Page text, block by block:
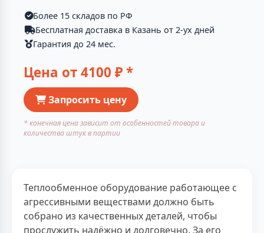
Более 15 складов по РФ
Бесплатная доставка в Казань от 2-ух дней
Гарантия до 24 мес.
Цена от4100 ₽ *
Запросить цену
* конечная цена зависит от особенностей товара и
количества штук в партии
Теплообменное оборудование работающее с
агрессивными веществами должно быть
собрано из качественных деталей, чтобы
прослужить надёжно и долговечно. За его